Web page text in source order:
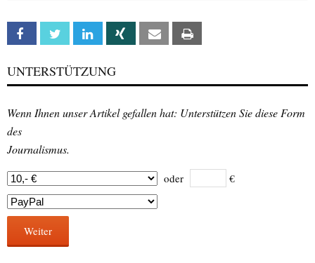
Facebook Twitter Linkedin Xing Email
UNTERSTÜTZUNG
Wenn Ihnen unser Artikel gefallen hat: Unterstützen Sie diese Form
des
Journalismus.
oder €
Weiter